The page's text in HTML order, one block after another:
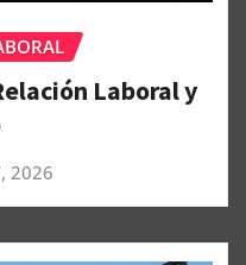
Laboral y
2026